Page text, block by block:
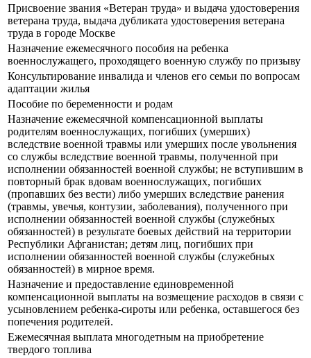
Присвоение звания «Ветеран труда» и выдача удостоверения
ветерана труда, выдача дубликата удостоверения ветерана
труда в городе Москве
Назначение ежемесячного пособия на ребенка
военнослужащего, проходящего военную службу по призыву
Консультирование инвалида и членов его семьи по вопросам
адаптации жилья
Пособие по беременности и родам
Назначение ежемесячной компенсационной выплаты
родителям военнослужащих, погибших (умерших)
вследствие военной травмы или умерших после увольнения
со службы вследствие военной травмы, полученной при
исполнении обязанностей военной службы; не вступившим в
повторный брак вдовам военнослужащих, погибших
(пропавших без вести) либо умерших вследствие ранения
(травмы, увечья, контузии, заболевания), полученного при
исполнении обязанностей военной службы (служебных
обязанностей) в результате боевых действий на территории
Республики Афганистан; детям лиц, погибших при
исполнении обязанностей военной службы (служебных
обязанностей) в мирное время.
Назначение и предоставление единовременной
компенсационной выплаты на возмещение расходов в связи с
усыновлением ребенка-сироты или ребенка, оставшегося без
попечения родителей.
Ежемесячная выплата многодетным на приобретение
твердого топлива